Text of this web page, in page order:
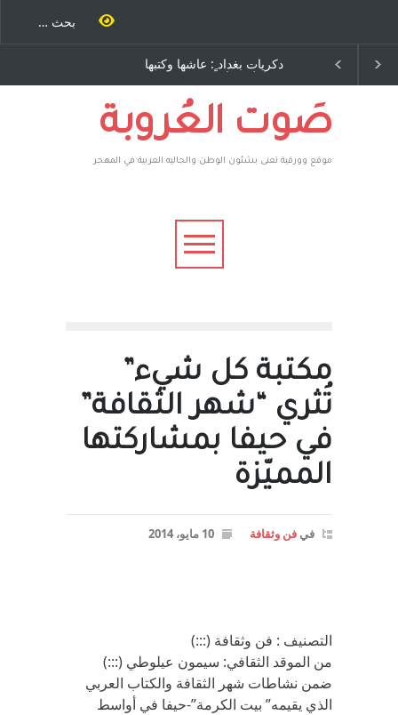
دكريات بغداد ٍ: عاشها وكتبها
:وليد رباح – نيوجرسي –
الولايات المتحدة الامريكية
طاحنة كتب
يوسف يقهر
، فأعطوه
وهم صاغرون،صَوت العُروبة
موقع وورقية تعنى بشئون الوطن والجاليه العربية في المهجر
مكتبة كل شيء”
تُثري “شهر الثقافة”
في حيفا بمشاركتها
المميّزة
في فن وثقافة 10 مايو، 2014
التصنيف : فن وثقافة (:::)
من الموقد الثقافي: سيمون عيلوطي (:::)
ضمن نشاطات شهر الثقافة والكتاب العربي
الذي يقيمه” بيت الكرمة”-حيفا في أواسط